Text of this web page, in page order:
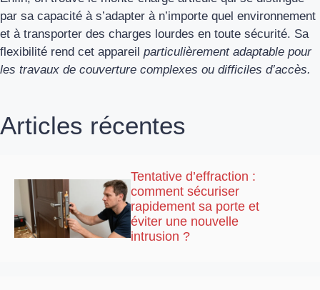
par sa capacité à s’adapter à n’importe quel environnement
et à transporter des charges lourdes en toute sécurité. Sa
flexibilité rend cet appareil particulièrement adaptable pour
les travaux de couverture complexes ou difficiles d’accès.
Articles récentes
Tentative d’effraction :
comment sécuriser
rapidement sa porte et
éviter une nouvelle
intrusion ?